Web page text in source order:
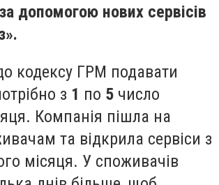
допомогою нових сервісів
кодексу ГРМ подавати
з 1 по 5 число
Компанія пішла на
та відкрила сервіси з
місяця. У споживачів